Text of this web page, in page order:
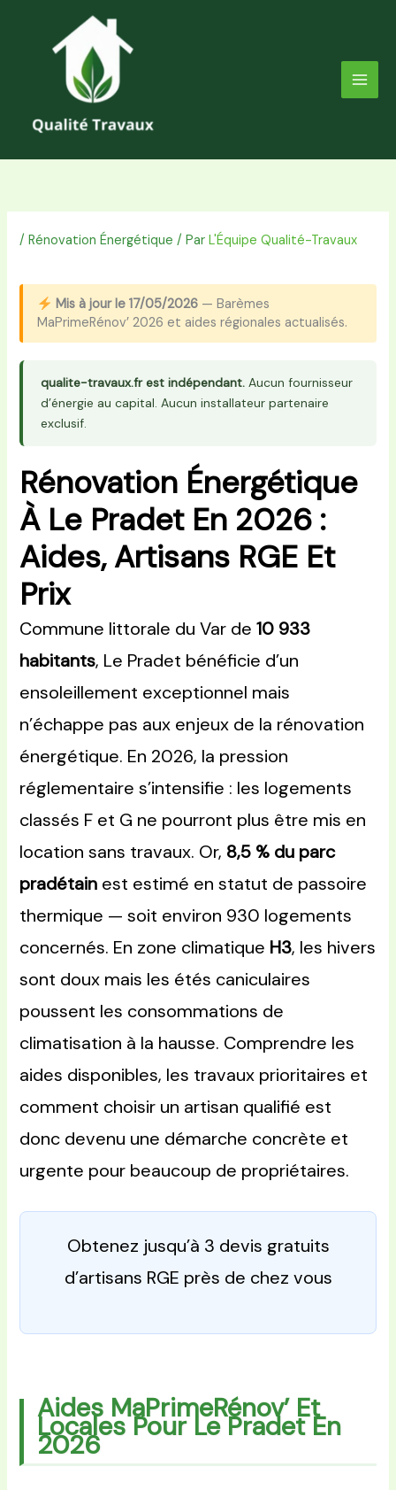
/Rénovation Énergétique / ParL'Équipe Qualité-Travaux
Mis à jour le 17/05/2026 — Barèmes
MaPrimeRénov’ 2026 et aides régionales actualisés.
qualite-travaux.fr est indépendant. Aucun fournisseur
d’énergie au capital. Aucun installateur partenaire
exclusif.
Rénovation Énergétique
À Le Pradet En 2026 :
Aides, Artisans RGE Et
Prix
Commune littorale du Var de10 933
habitants, Le Pradet bénéficie d’un
ensoleillement exceptionnel mais
n’échappe pas aux enjeux de la rénovation
énergétique. En 2026, la pression
réglementaire s’intensifie : les logements
classés F et G ne pourront plus être mis en
location sans travaux. Or, 8,5 % du parc
pradétain est estimé en statut de passoire
thermique — soit environ 930 logements
concernés. En zone climatique H3, les hivers
sont doux mais les étés caniculaires
poussent les consommations de
climatisation à la hausse. Comprendre les
aides disponibles, les travaux prioritaires et
comment choisir un artisan qualifié est
donc devenu une démarche concrète et
urgente pour beaucoup de propriétaires.
Obtenez jusqu’à 3 devis gratuits
d’artisans RGE près de chez vous
Aides MaPrimeRénov’ Et
Locales Pour Le Pradet En
2026